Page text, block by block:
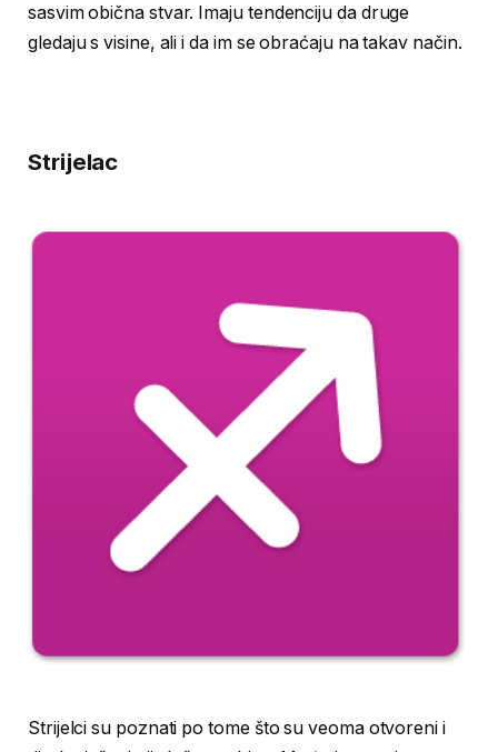
sasvim obična stvar. Imaju tendenciju da druge
gledaju s visine, ali i da im se obraćaju na takav način.
Strijelac
Strijelci su poznati po tome što su veoma otvoreni i